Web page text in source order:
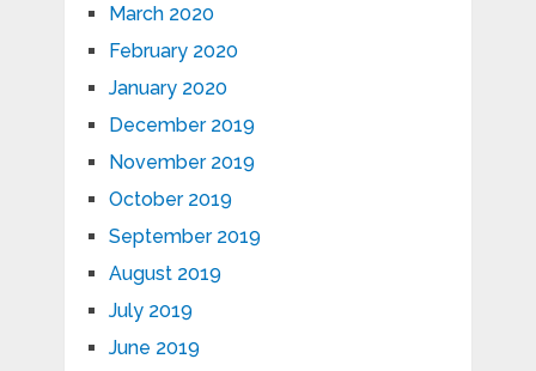
March 2020
February 2020
January 2020
December 2019
November 2019
October 2019
September 2019
August 2019
July 2019
June 2019